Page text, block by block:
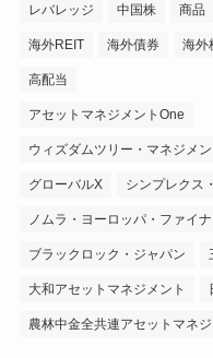
レバレッジ 中国株 商品
海外REIT 海外債券 海外
高配当
アセットマネジメントOne
ウィズダムツリー・マネジメ
グローバルX シンプレクス
ノムラ・ヨーロッパ・ファイ
ブラックロック・ジャパン
大和アセットマネジメント
農林中金全共連アセットマネジ